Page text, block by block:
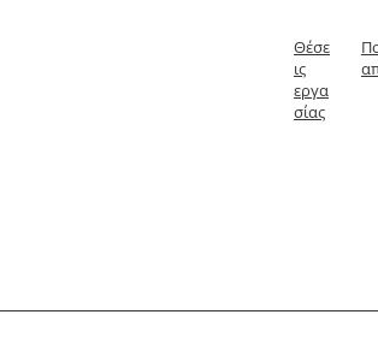
Θέσε
ις
εργα
σίας